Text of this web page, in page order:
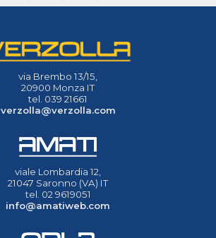
via Brembo 13/15,
20900 Monza IT
tel. 039 21661
verzolla@verzolla.com
viale Lombardia 12,
21047 Saronno (VA) IT
tel. 02 9619051
info@amatiweb.com